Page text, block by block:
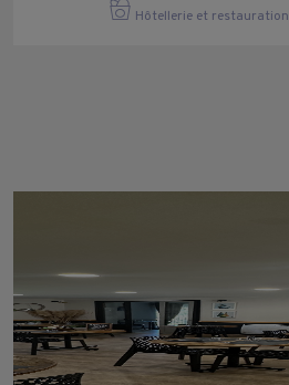
Hôtellerie et restauration